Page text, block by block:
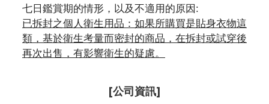
七日鑑賞期的情形，以及不適用的原因:
已拆封之個人衛生用品：如果所購買是貼身衣物這
類，基於衛生考量而密封的商品，在拆封或試穿後
再次出售，有影響衛生的疑慮。
[公司資訊]